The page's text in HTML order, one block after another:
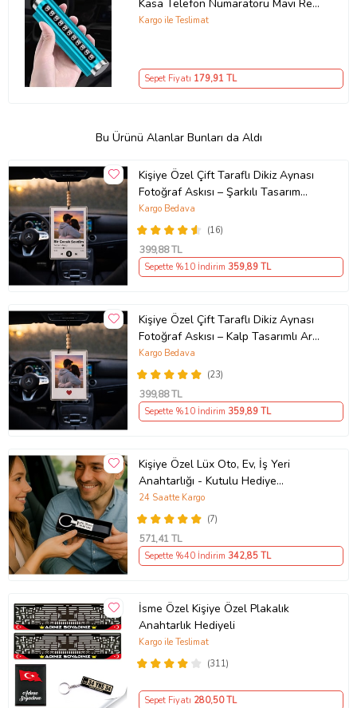
Kasa Telefon Numaratörü Mavi Renk
Metal Kasa Sınırsız Kullanım
Kargo ile Teslimat
Sepet Fiyatı 179,91 TL
Bu Ürünü Alanlar Bunları da Aldı
Kişiye Özel Çift Taraflı Dikiz Aynası
Fotoğraf Askısı – Şarkılı Tasarım
Araç Süsü
(16)
Kargo Bedava
399,88 TL
Sepette %10 İndirim 359,89 TL
Kişiye Özel Çift Taraflı Dikiz Aynası
Fotoğraf Askısı – Kalp Tasarımlı Araç
Süsü
(23)
Kargo Bedava
399,88 TL
Sepette %10 İndirim 359,89 TL
Kişiye Özel Lüx Oto, Ev, İş Yeri
Anahtarlığı - Kutulu Hediye
Paketinde
(7)
24 Saatte Kargo
571,41 TL
Sepette %40 İndirim 342,85 TL
İsme Özel Kişiye Özel Plakalık
Anahtarlık Hediyeli
(311)
Kargo ile Teslimat
Sepet Fiyatı 280,50 TL